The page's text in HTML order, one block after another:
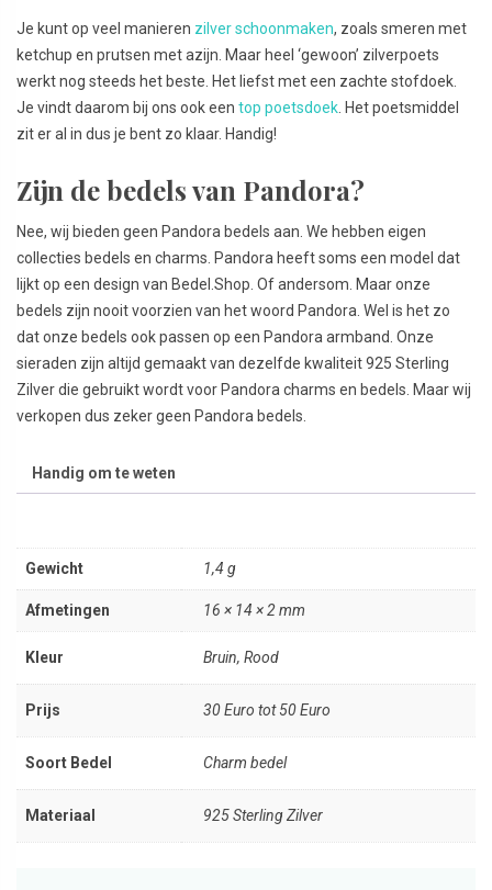
Je kunt op veel manieren zilver schoonmaken, zoals smeren met
ketchup en prutsen met azijn. Maar heel ‘gewoon’ zilverpoets
werkt nog steeds het beste. Het liefst met een zachte stofdoek.
Je vindt daarom bij ons ook een top poetsdoek . Het poetsmiddel
zit er al in dus je bent zo klaar. Handig!
Zijn de bedels van Pandora?
Nee, wij bieden geen Pandora bedels aan. We hebben eigen
collecties bedels en charms. Pandora heeft soms een model dat
lijkt op een design van Bedel.Shop. Of andersom. Maar onze
bedels zijn nooit voorzien van het woord Pandora. Wel is het zo
dat onze bedels ook passen op een Pandora armband. Onze
sieraden zijn altijd gemaakt van dezelfde kwaliteit 925 Sterling
Zilver die gebruikt wordt voor Pandora charms en bedels. Maar wij
verkopen dus zeker geen Pandora bedels.
Handig om te weten
Gewicht 1,4 g
Afmetingen 16 × 14 × 2 mm
Kleur Bruin, Rood
Prijs 30 Euro tot 50 Euro
Soort Bedel Charm bedel
Materiaal 925 Sterling Zilver